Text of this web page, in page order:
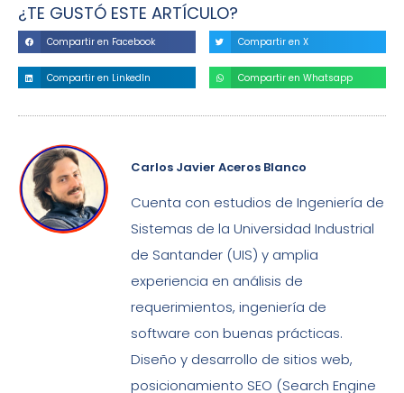
¿TE GUSTÓ ESTE ARTÍCULO?
Compartir en Facebook Compartir en X
Compartir en LinkedIn Compartir en Whatsapp
Carlos Javier Aceros Blanco
Cuenta con estudios de Ingeniería de
Sistemas de la Universidad Industrial
de Santander (UIS) y amplia
experiencia en análisis de
requerimientos, ingeniería de
software con buenas prácticas.
Diseño y desarrollo de sitios web,
posicionamiento SEO (Search Engine